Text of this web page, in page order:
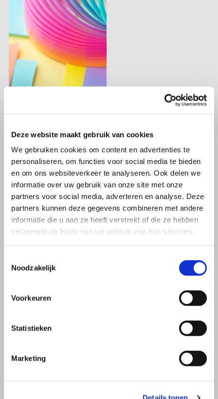
Deze website maakt gebruik van cookies
We gebruiken cookies om content en advertenties te
personaliseren, om functies voor social media te bieden
en om ons websiteverkeer te analyseren. Ook delen we
informatie over uw gebruik van onze site met onze
partners voor social media, adverteren en analyse. Deze
partners kunnen deze gegevens combineren met andere
informatie die u aan ze heeft verstrekt of die ze hebben
verzameld op basis van uw gebruik van hun services.
Noodzakelijk
Voorkeuren
Statistieken
Marketing